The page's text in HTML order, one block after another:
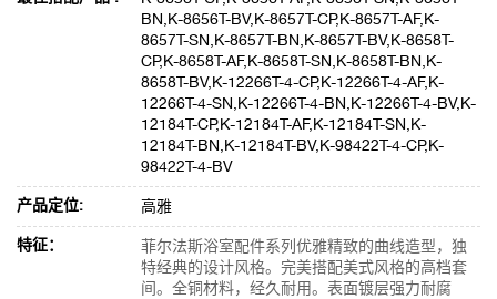
BN,K-8656T-BV,K-8657T-CP,K-8657T-AF,K-
8657T-SN,K-8657T-BN,K-8657T-BV,K-8658T-
CP,K-8658T-AF,K-8658T-SN,K-8658T-BN,K-
8658T-BV,K-12266T-4-CP,K-12266T-4-AF,K-
12266T-4-SN,K-12266T-4-BN,K-12266T-4-BV,K-
12184T-CP,K-12184T-AF,K-12184T-SN,K-
12184T-BN,K-12184T-BV,K-98422T-4-CP,K-
98422T-4-BV
产品定位: 高雅
特征：
菲尔法斯浴室配件系列优雅精致的曲线造型，独
特经典的设计风格。完美搭配美式风格的高档套
间。全铜材料，经久耐用。表面镀层强力耐腐